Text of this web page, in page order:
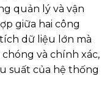
quản lý và vận
giữa hai công
dữ liệu lớn mà
và chính xác,
suất của hệ thống